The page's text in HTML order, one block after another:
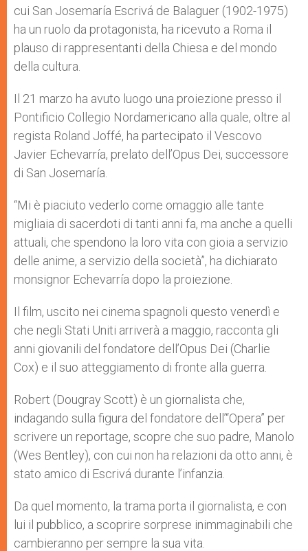
cui San Josemaría Escrivá de Balaguer (1902-1975)
ha un ruolo da protagonista, ha ricevuto a Roma il
plauso di rappresentanti della Chiesa e del mondo
della cultura.
Il 21 marzo ha avuto luogo una proiezione presso il
Pontificio Collegio Nordamericano alla quale, oltre al
regista Roland Joffé, ha partecipato il Vescovo
Javier Echevarría, prelato dell’Opus Dei, successore
di San Josemaría.
“Mi è piaciuto vederlo come omaggio alle tante
migliaia di sacerdoti di tanti anni fa, ma anche a quelli
attuali, che spendono la loro vita con gioia a servizio
delle anime, a servizio della società”, ha dichiarato
monsignor Echevarría dopo la proiezione.
Il film, uscito nei cinema spagnoli questo venerdì e
che negli Stati Uniti arriverà a maggio, racconta gli
anni giovanili del fondatore dell’Opus Dei (Charlie
Cox) e il suo atteggiamento di fronte alla guerra.
Robert (Dougray Scott) è un giornalista che,
indagando sulla figura del fondatore dell’“Opera” per
scrivere un reportage, scopre che suo padre, Manolo
(Wes Bentley), con cui non ha relazioni da otto anni, è
stato amico di Escrivá durante l’infanzia.
Da quel momento, la trama porta il giornalista, e con
lui il pubblico, a scoprire sorprese inimmaginabili che
cambieranno per sempre la sua vita.